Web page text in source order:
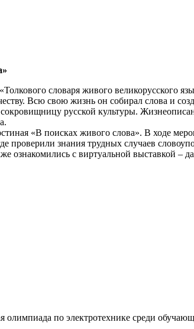
словаря живого великорусского
Всю свою жизнь он собирал слова и
русской культуры.
«В поисках живого слова». В ходе
проверили знания трудных случаев
ознакомились с виртуальной выставкой –
олимпиада по электротехнике среди